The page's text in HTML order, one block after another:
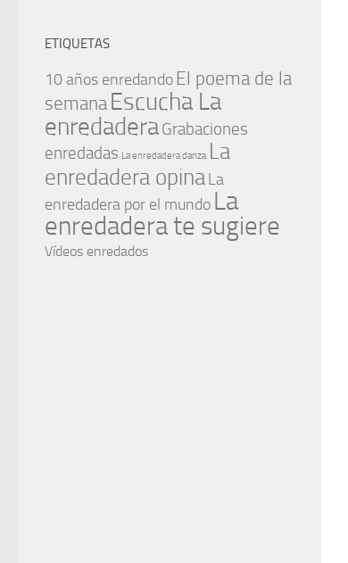
ETIQUETAS
10 años enredando El poema de la
semana Escucha La
enredaderaGrabaciones
enredadas La enredadera danza La
enredadera opina La
enredadera por el mundo La
enredadera te sugiere
Vídeos enredados